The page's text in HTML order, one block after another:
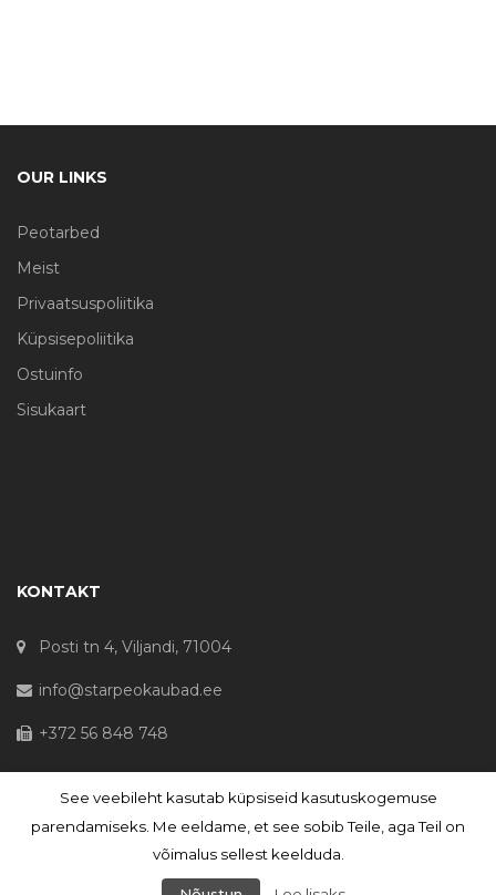
OUR LINKS
Peotarbed
Meist
Privaatsuspoliitika
Küpsisepoliitika
Ostuinfo
Sisukaart
KONTAKT
Posti tn 4, Viljandi, 71004
info@starpeokaubad.ee
+372 56 848 748
© Haljaste OÜ 2020 - Registrikood 10645867
See veebileht kasutab küpsiseid kasutuskogemuse
parendamiseks. Me eeldame, et see sobib Teile, aga Teil on
võimalus sellest keelduda.